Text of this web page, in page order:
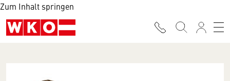
Zum Inhalt springen